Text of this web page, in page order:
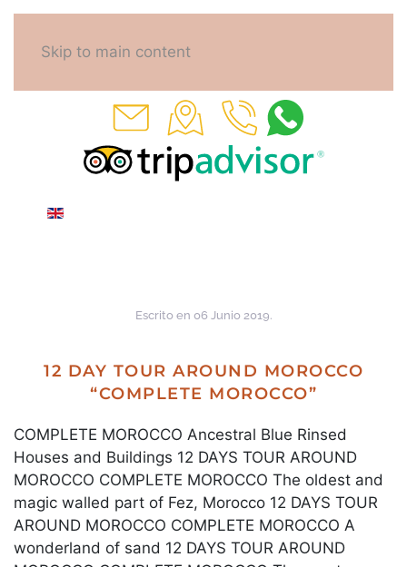
Skip to main content
Escrito en 06 Junio 2019.
12 DAY TOUR AROUND MOROCCO
“COMPLETE MOROCCO”
COMPLETE MOROCCO Ancestral Blue Rinsed
Houses and Buildings 12 DAYS TOUR AROUND
MOROCCO COMPLETE MOROCCO The oldest and
magic walled part of Fez, Morocco 12 DAYS TOUR
AROUND MOROCCO COMPLETE MOROCCO A
wonderland of sand 12 DAYS TOUR AROUND